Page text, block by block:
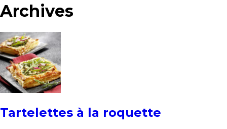
Archives
Tartelettes à la roquette